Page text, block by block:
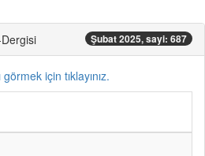
Şubat 2025, sayi: 687
görmek için tıklayınız.